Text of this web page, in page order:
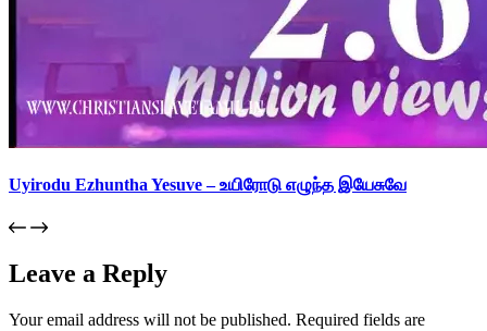
Uyirodu Ezhuntha Yesuve – உயிரோடு எழுந்த இயேசுவே
Leave a Reply
Your email address will not be published. Required fields are